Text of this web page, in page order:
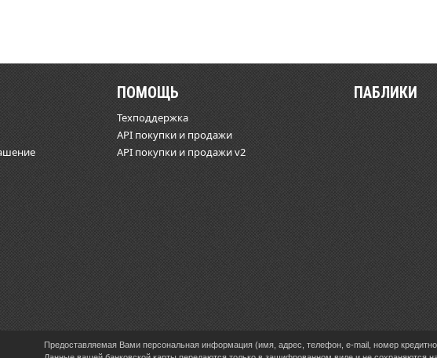
ПОМОЩЬ
Техподдержка
API покупки и продажи
API покупки и продажи v2
ПАБЛИКИ
Предоставляемая Вами персональная информация (имя, адрес, телефон, e-mail, номер